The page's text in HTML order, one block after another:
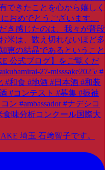
埼玉 石﨑智子です。